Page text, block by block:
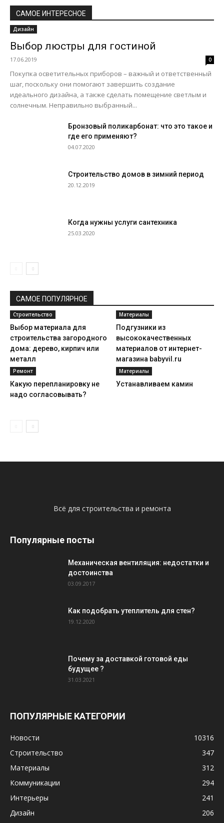
САМОЕ ИНТЕРЕСНОЕ
Дизайн
Выбор люстры для гостиной
17.06.2019 0
Покупка осветительных приборов – важный и ответственный
шаг, поскольку они помогают завершить создание
идеального дизайна, а также сделать помещение светлым и
солнечным. Неправильно выбранный...
Бронзовый поликарбонат: что это такое и
где его применяют?
04.07.2020
Строительство домов в зимний период
20.12.2019
Когда нужны услуги сантехника
25.03.2020
САМОЕ ПОПУЛЯРНОЕ
Строительство
Выбор материала для
строительства загородного
дома: дерево, кирпич или
металл
Материалы
Подгузники из
высококачественных
материалов от интернет-
магазина babyvil.ru
Ремонт
Какую перепланировку не
надо согласовывать?
Материалы
Устанавливаем камин
Всё для строительства и ремонта
Популярные посты
Механическая вентиляция: недостатки и
достоинства
03.09.2017
Как подобрать утеплитель для стен?
19.12.2020
Почему за доставкой готовой еды
будущее ?
31.03.2021
ПОПУЛЯРНЫЕ КАТЕГОРИИ
Новости
10316
Строительство
347
Материалы
312
Коммуникации
294
Интерьеры
241
Дизайн
206